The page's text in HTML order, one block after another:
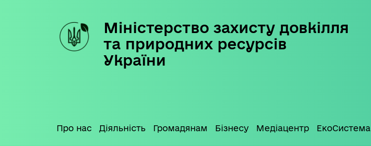
Міністерство захисту довкілля
та природних ресурсів
України
Про нас Діяльність Громадянам Бізнесу Медіацентр ЕкоСистема